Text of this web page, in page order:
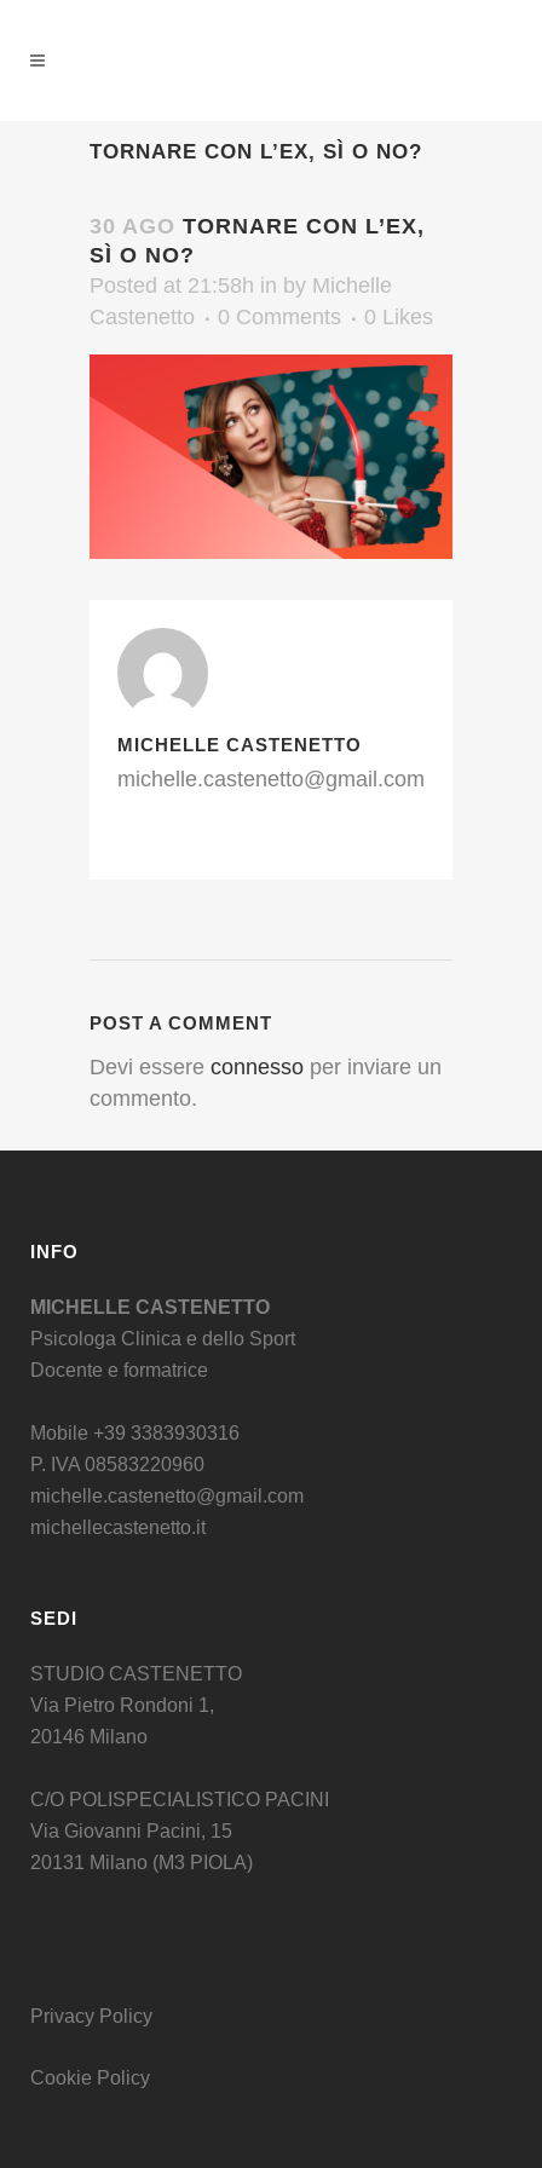
TORNARE CON L’EX, SÌ O NO?
30 AGO TORNARE CON L’EX,
SÌ O NO?
Posted at 21:58h in by Michelle
Castenetto
0 Comments 0 Likes
MICHELLE CASTENETTO
michelle.castenetto@gmail.com
POST A COMMENT
Devi essere connesso per inviare un
commento.
INFO
MICHELLE CASTENETTO
Psicologa Clinica e dello Sport
Docente e formatrice
Mobile +39 3383930316
P. IVA 08583220960
michelle.castenetto@gmail.com
michellecastenetto.it
SEDI
STUDIO CASTENETTO
Via Pietro Rondoni 1,
20146 Milano
C/O POLISPECIALISTICO PACINI
Via Giovanni Pacini, 15
20131 Milano (M3 PIOLA)
Privacy Policy
Cookie Policy